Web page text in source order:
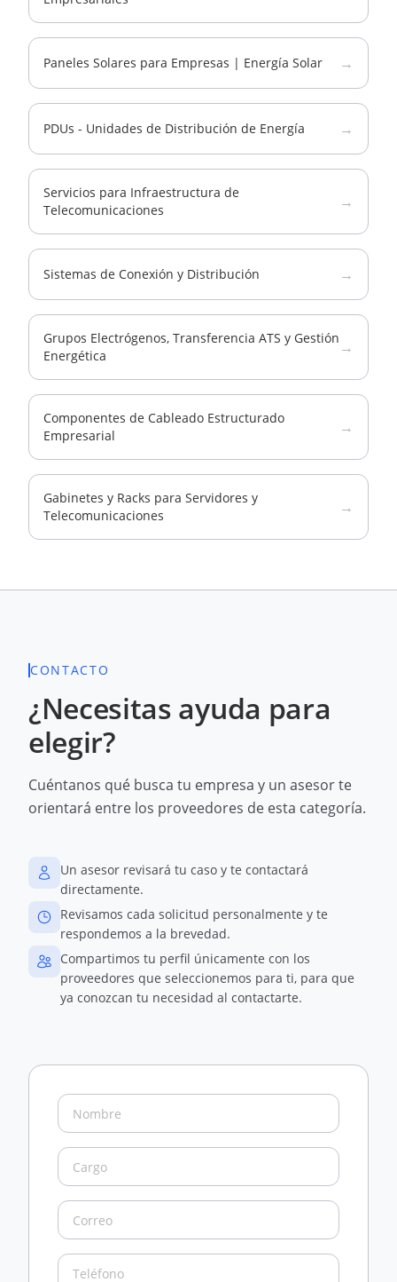
Paneles Solares para Empresas | Energía Solar →
PDUs - Unidades de Distribución de Energía →
Servicios para Infraestructura de
Telecomunicaciones
→
Sistemas de Conexión y Distribución →
Grupos Electrógenos, Transferencia ATS y Gestión
Energética
→
Componentes de Cableado Estructurado
Empresarial
→
Gabinetes y Racks para Servidores y
Telecomunicaciones
→
CONTACTO
¿Necesitas ayuda para
elegir?
Cuéntanos qué busca tu empresa y un asesor te
orientará entre los proveedores de esta categoría.
Un asesor revisará tu caso y te contactará
directamente.
Revisamos cada solicitud personalmente y te
respondemos a la brevedad.
Compartimos tu perfil únicamente con los
proveedores que seleccionemos para ti, para que
ya conozcan tu necesidad al contactarte.